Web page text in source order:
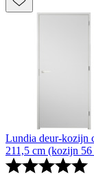
Lundia deur-kozijn
211,5 cm (kozijn